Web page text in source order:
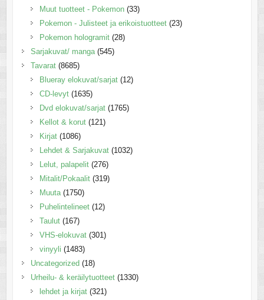
Muut tuotteet - Pokemon (33)
Pokemon - Julisteet ja erikoistuotteet (23)
Pokemon hologramit (28)
Sarjakuvat/ manga (545)
Tavarat (8685)
Blueray elokuvat/sarjat (12)
CD-levyt (1635)
Dvd elokuvat/sarjat (1765)
Kellot & korut (121)
Kirjat (1086)
Lehdet & Sarjakuvat (1032)
Lelut, palapelit (276)
Mitalit/Pokaalit (319)
Muuta (1750)
Puhelintelineet (12)
Taulut (167)
VHS-elokuvat (301)
vinyyli (1483)
Uncategorized (18)
Urheilu- & keräilytuotteet (1330)
lehdet ja kirjat (321)